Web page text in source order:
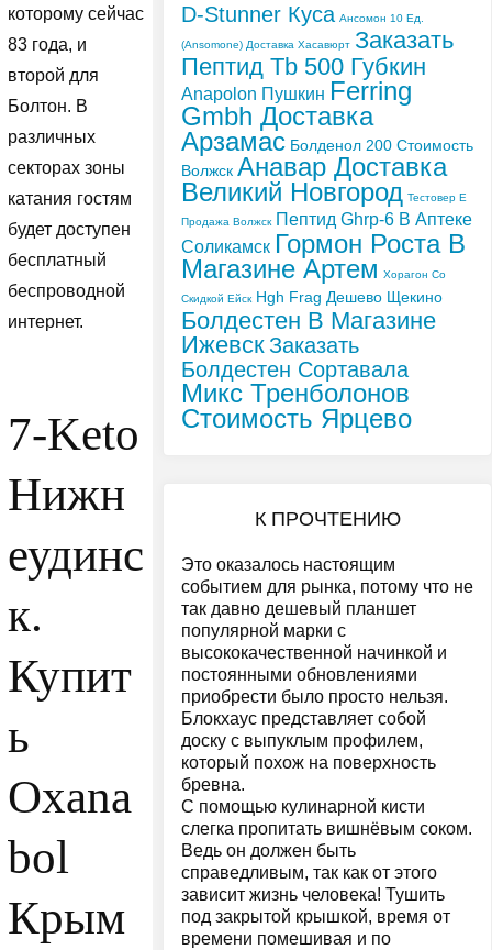
которому сейчас
83 года, и
второй для
Болтон. В
различных
секторах зоны
катания гостям
будет доступен
бесплатный
беспроводной
интернет.
7-Keto
Нижн
еудинс
к.
Купит
ь
Oxana
bol
Крым
D-Stunner Куса Ансомон 10 Ед.
(Ansomone) Доставка Хасавюрт Заказать
Пептид Tb 500 Губкин
Anapolon Пушкин Ferring
Gmbh Доставка
Арзамас Болденол 200 Стоимость
Волжск Анавар Доставка
Великий Новгород Тестовер Е
Продажа Волжск Пептид Ghrp-6 В Аптеке
Соликамск Гормон Роста В
Магазине Артем Хорагон Со
Скидкой Ейск Hgh Frag Дешево Щекино
Болдестен В Магазине
ИжевскЗаказать
Болдестен Сортавала
Микс Тренболонов
Стоимость Ярцево
К ПРОЧТЕНИЮ
Это оказалось настоящим
событием для рынка, потому что не
так давно дешевый планшет
популярной марки с
высококачественной начинкой и
постоянными обновлениями
приобрести было просто нельзя.
Блокхаус представляет собой
доску с выпуклым профилем,
который похож на поверхность
бревна.
С помощью кулинарной кисти
слегка пропитать вишнёвым соком.
Ведь он должен быть
справедливым, так как от этого
зависит жизнь человека! Тушить
под закрытой крышкой, время от
времени помешивая и по